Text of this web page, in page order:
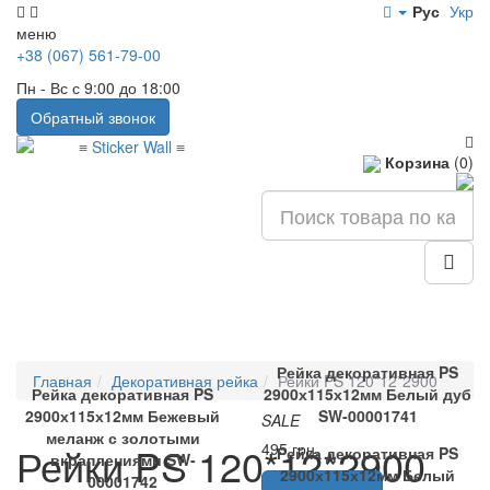
меню
Рус Укр
+38 (067) 561-79-00
Пн - Вс с 9:00 до 18:00
Обратный звонок
Корзина (0)
Главная Декоративная рейка Рейки PS 120*12*2900
Рейки PS 120*12*2900
Рейка декоративная PS
2900х115х12мм Бежевый
меланж с золотыми
вкраплениями SW-
00001742
Рейка декоративная PS
2900х115х12мм Белый дуб
SW-00001741
495 грн.
SALE
Рейка декоративная PS
2900х115х12мм Белый